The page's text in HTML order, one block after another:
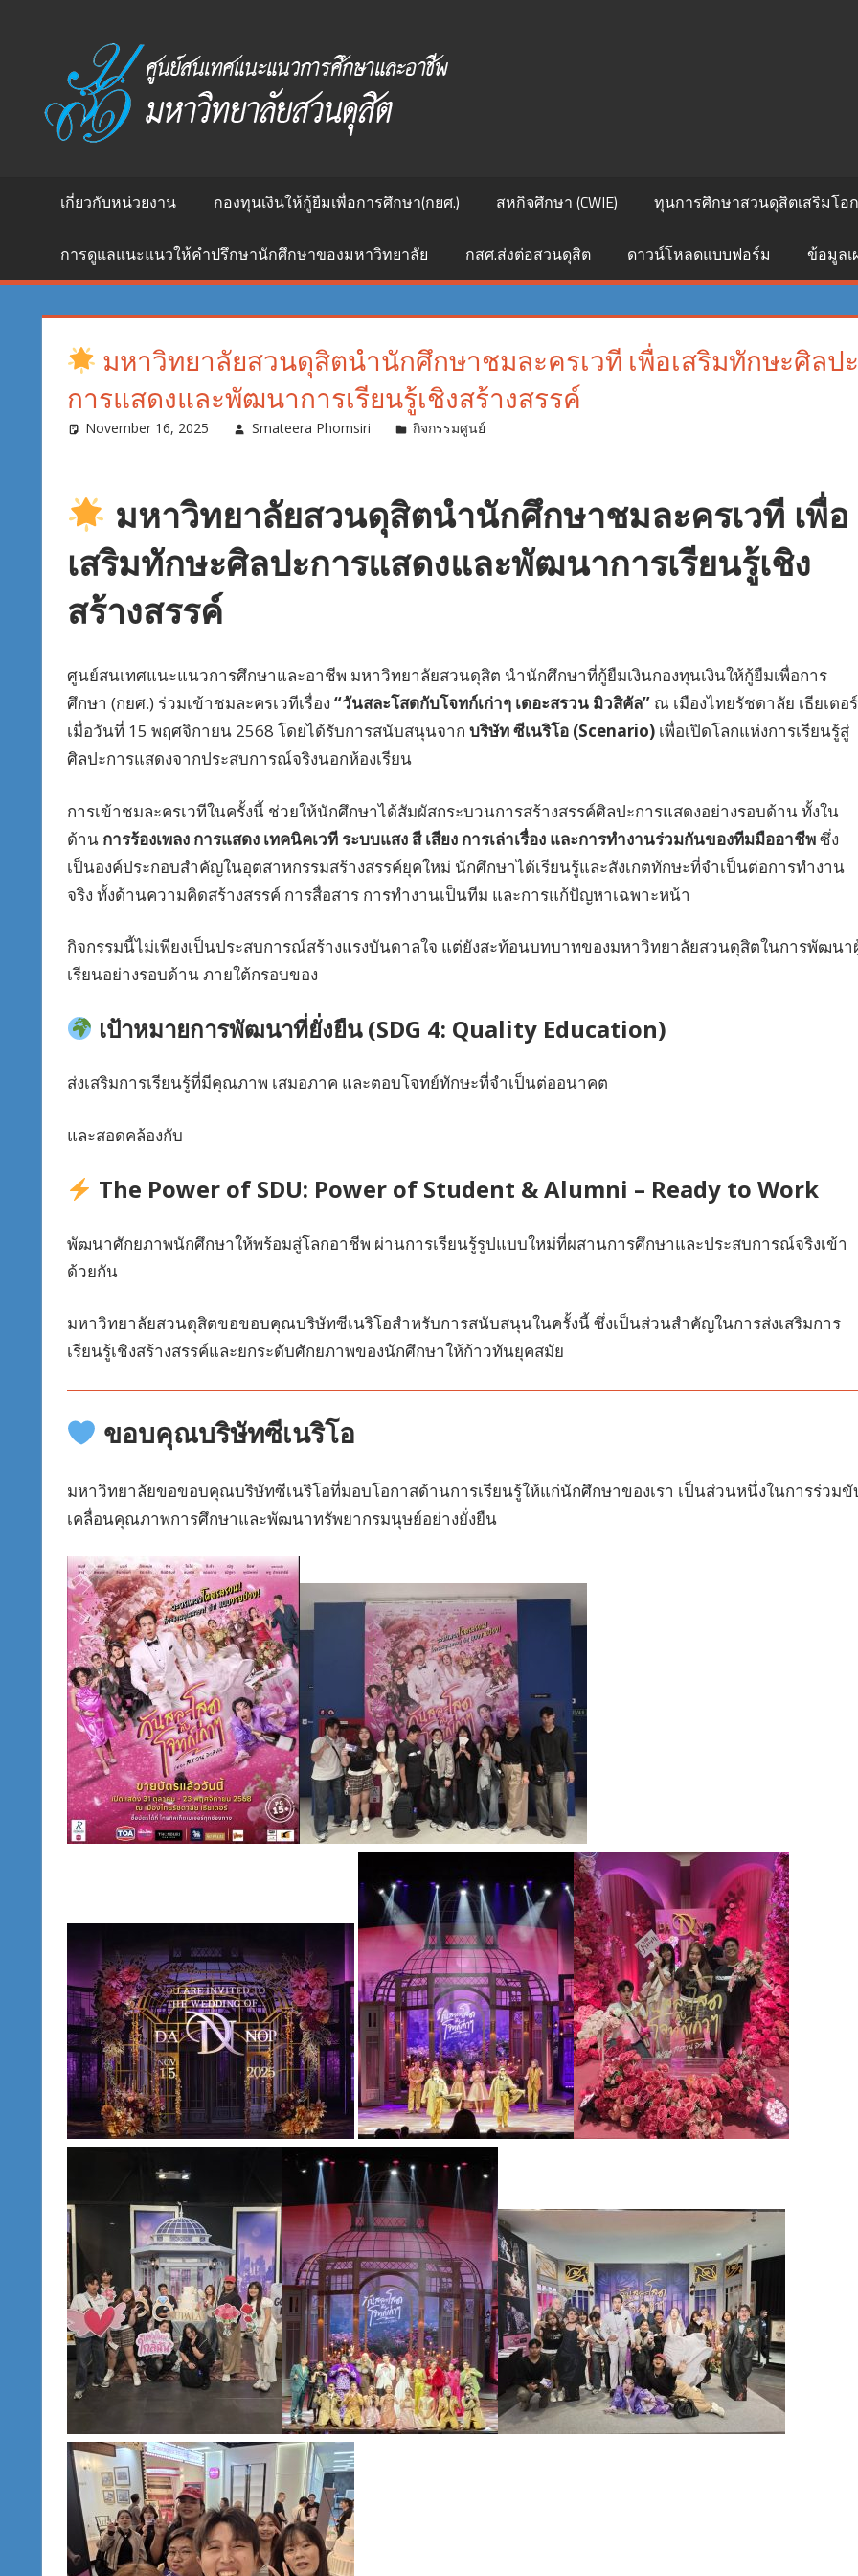
การ
ศึกษา
และ
อาชีพ
สนเทศ
แนะแนว
การ
ศึกษา
อาชีพ
เกี่ยวกับหน่วยงาน กองทุนเงินให้กู้ยืมเพื่อการศึกษา(กยศ.) สหกิจศึกษา (CWIE) ทุนการศึกษาสวนดุสิตเสริมโอ
การดูแลแนะแนวให้คำปรึกษานักศึกษาของมหาวิทยาลัย กสศ.ส่งต่อสวนดุสิต ดาวน์โหลดแบบฟอร์ม ข้อมูล
มหาวิทยาลัยสวนดุสิตนำนักศึกษาชมละครเวที เพื่อเสริมทักษะศิลป
การแสดงและพัฒนาการเรียนรู้เชิงสร้างสรรค์
November 16, 2025 Smateera Phomsiri กิจกรรมศูนย์
มหาวิทยาลัยสวนดุสิตนำนักศึกษาชมละครเวที เพื่อ
เสริมทักษะศิลปะการแสดงและพัฒนาการเรียนรู้เชิง
สร้างสรรค์
ศูนย์สนเทศแนะแนวการศึกษาและอาชีพ มหาวิทยาลัยสวนดุสิต นำนักศึกษาที่กู้ยืมเงินกองทุนเงินให้กู้ยืมเพื่อการ
ศึกษา (กยศ.) ร่วมเข้าชมละครเวทีเรื่อง “วันสละโสดกับโจทก์เก่าๆ เดอะสรวน มิวสิคัล”ณ เมืองไทยรัชดาลัย เธียเตอร์
เมื่อวันที่ 15 พฤศจิกายน 2568 โดยได้รับการสนับสนุนจาก บริษัท ซีเนริโอ (Scenario)เพื่อเปิดโลกแห่งการเรียนรู้สู่
ศิลปะการแสดงจากประสบการณ์จริงนอกห้องเรียน
การเข้าชมละครเวทีในครั้งนี้ ช่วยให้นักศึกษาได้สัมผัสกระบวนการสร้างสรรค์ศิลปะการแสดงอย่างรอบด้าน ทั้งใน
ด้าน การร้องเพลง การแสดง เทคนิคเวที ระบบแสง สี เสียง การเล่าเรื่อง และการทำงานร่วมกันของทีมมืออาชีพซึ่ง
เป็นองค์ประกอบสำคัญในอุตสาหกรรมสร้างสรรค์ยุคใหม่ นักศึกษาได้เรียนรู้และสังเกตทักษะที่จำเป็นต่อการทำงาน
จริง ทั้งด้านความคิดสร้างสรรค์ การสื่อสาร การทำงานเป็นทีม และการแก้ปัญหาเฉพาะหน้า
กิจกรรมนี้ไม่เพียงเป็นประสบการณ์สร้างแรงบันดาลใจ แต่ยังสะท้อนบทบาทของมหาวิทยาลัยสวนดุสิตในการพัฒนา
เรียนอย่างรอบด้าน ภายใต้กรอบของ
เป้าหมายการพัฒนาที่ยั่งยืน (SDG 4: Quality Education)
ส่งเสริมการเรียนรู้ที่มีคุณภาพ เสมอภาค และตอบโจทย์ทักษะที่จำเป็นต่ออนาคต
และสอดคล้องกับ
The Power of SDU: Power of Student & Alumni – Ready to Work
พัฒนาศักยภาพนักศึกษาให้พร้อมสู่โลกอาชีพ ผ่านการเรียนรู้รูปแบบใหม่ที่ผสานการศึกษาและประสบการณ์จริงเข้า
ด้วยกัน
มหาวิทยาลัยสวนดุสิตขอขอบคุณบริษัทซีเนริโอสำหรับการสนับสนุนในครั้งนี้ ซึ่งเป็นส่วนสำคัญในการส่งเสริมการ
เรียนรู้เชิงสร้างสรรค์และยกระดับศักยภาพของนักศึกษาให้ก้าวทันยุคสมัย
ขอบคุณบริษัทซีเนริโอ
มหาวิทยาลัยขอขอบคุณบริษัทซีเนริโอที่มอบโอกาสด้านการเรียนรู้ให้แก่นักศึกษาของเรา เป็นส่วนหนึ่งในการร่วมขั
เคลื่อนคุณภาพการศึกษาและพัฒนาทรัพยากรมนุษย์อย่างยั่งยืน